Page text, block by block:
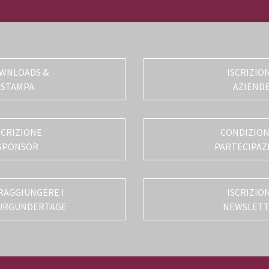
&
STAMPA
AZIENDE
I